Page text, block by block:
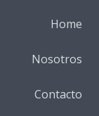
Home
Nosotros
Contacto